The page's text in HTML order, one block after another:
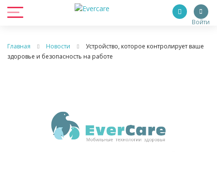
Войти
Главная Новости
Устройство, которое контролирует ваше
здоровье и безопасность на работе